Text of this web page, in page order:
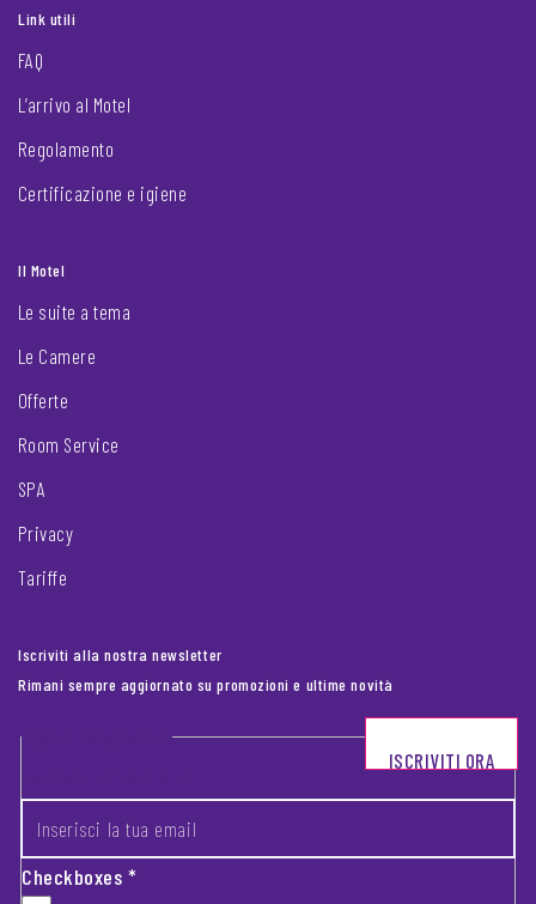
Link utili
FAQ
L’arrivo al Motel
Regolamento
Certificazione e igiene
Il Motel
Le suite a tema
Le Camere
Offerte
Room Service
SPA
Privacy
Tariffe
Iscriviti alla nostra newsletter
Rimani sempre aggiornato su promozioni e ultime novità
Footer newsletter
Checkboxes*
ISCRIVITI ORA